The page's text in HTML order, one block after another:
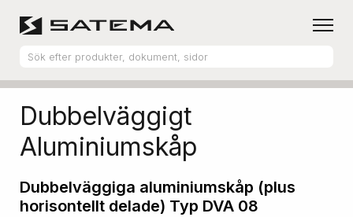
Produktsortiment Aluminiumskåp
Dubbelväggigt
Aluminiumskåp
Dubbelväggiga aluminiumskåp (plus
horisontellt delade) Typ DVA 08